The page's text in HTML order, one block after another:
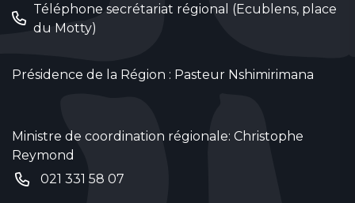
Téléphone secrétariat régional (Ecublens, place
du Motty)
Présidence de la Région : Pasteur Nshimirimana
Ministre de coordination régionale: Christophe
Reymond
021 331 58 07